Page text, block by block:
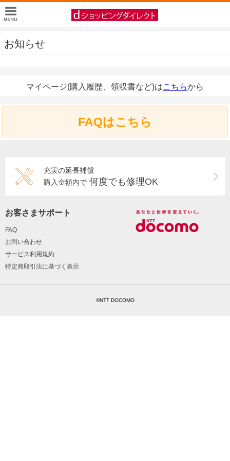
お知らせ
マイページ(購入履歴、領収書など)はこちらから
FAQはこちら
充実の延長補償
購入金額内で 何度でも修理OK
お客さまサポート
FAQ
お問い合わせ
サービス利用規約
特定商取引法に基づく表示
©NTT DOCOMO